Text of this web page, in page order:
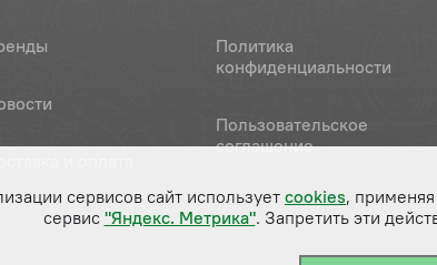
Политика
конфиденциальности
Пользовательское
соглашение
сервисов сайт использует cookies,
сервис "Яндекс. Метрика". Запретить эти